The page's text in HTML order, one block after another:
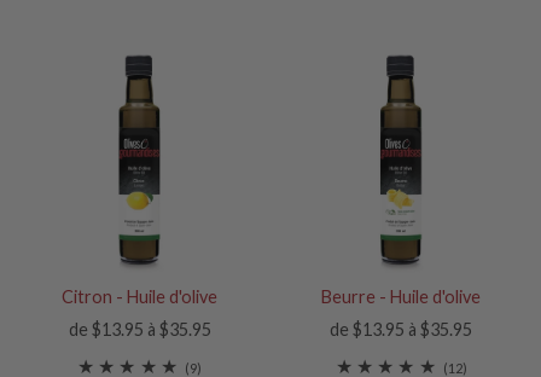
Citron - Huile d'olive
de $13.95 à $35.95
(9)
Beurre - Huile d'olive
de $13.95 à $35.95
(12)